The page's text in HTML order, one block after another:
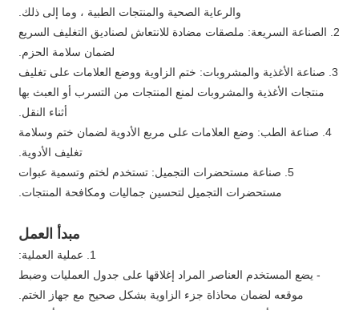
والرعاية الصحية والمنتجات الطبية ، وما إلى ذلك.
2. الصناعة السريعة: ملصقات مضادة للانتعاش لصناديق التغليف السريع
لضمان سلامة الحزم.
3. صناعة الأغذية والمشروبات: ختم الزاوية ووضع العلامات على تغليف
منتجات الأغذية والمشروبات لمنع المنتجات من التسرب أو العبث بها
أثناء النقل.
4. صناعة الطب: وضع العلامات على مربع الأدوية لضمان ختم وسلامة
تغليف الأدوية.
5. صناعة مستحضرات التجميل: تستخدم لختم وتسمية عبوات
مستحضرات التجميل لتحسين جماليات ومكافحة المنتجات.
مبدأ العمل
1. عملية العملية:
- يضع المستخدم العناصر المراد إغلاقها على جدول العمليات وضبط
موقعه لضمان محاذاة جزء الزاوية بشكل صحيح مع جهاز الختم.